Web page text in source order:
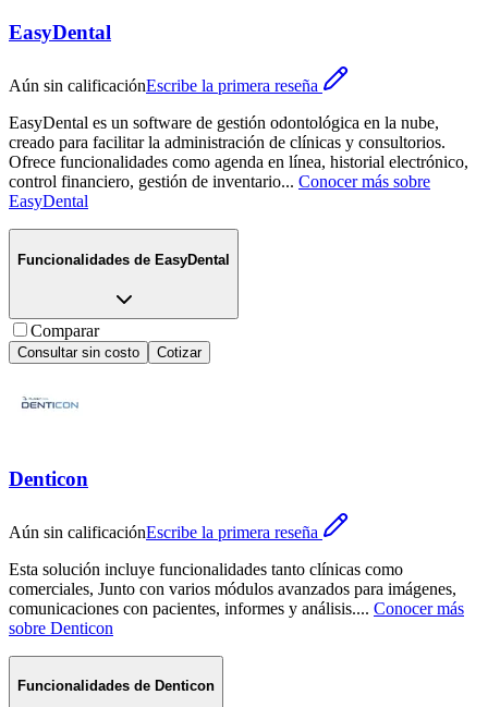
EasyDental
Aún sin calificaciónEscribe la primera reseña
EasyDental es un software de gestión odontológica en la nube,
creado para facilitar la administración de clínicas y consultorios.
Ofrece funcionalidades como agenda en línea, historial electrónico,
control financiero, gestión de inventario... Conocer más sobre
EasyDental
Funcionalidades de EasyDental
Comparar
Consultar sin costo Cotizar
Denticon
Aún sin calificaciónEscribe la primera reseña
Esta solución incluye funcionalidades tanto clínicas como
comerciales, Junto con varios módulos avanzados para imágenes,
comunicaciones con pacientes, informes y análisis.... Conocer más
sobre Denticon
Funcionalidades de Denticon